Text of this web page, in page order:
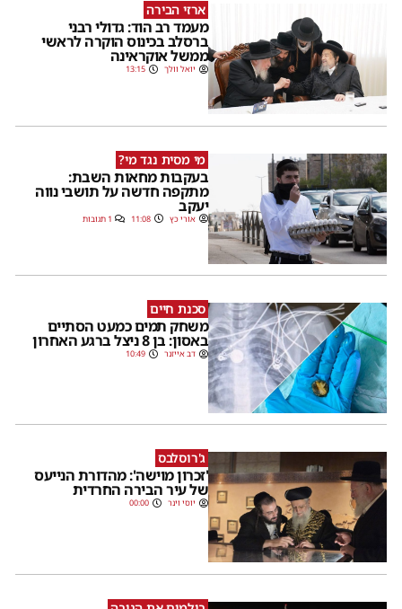
ארזי הבירה
מעמד רב הוד: גדולי רבני
ברסלב בכינוס הוקרה לראשי
ממשל אוקראינה
יואל וולך 13:15
מי מסית נגד מי?
בעקבות מחאות השבת:
מתקפה חדשה על תושבי נווה
יעקב
אורי כץ 11:08 1 תגובות
סכנת חיים
משחק תמים כמעט הסתיים
באסון: בן 8 ניצל ברגע האחרון
דב אייזנר 10:49
ג'רוסלבס
'זכרון מוישה': מהדורת הנייעס
של עיר הבירה החרדית
יוסי וינר 00:00